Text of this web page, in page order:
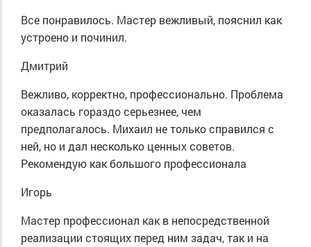
Все понравилось. Мастер вежливый, пояснил как
устроено и починил.
Дмитрий
Вежливо, корректно, профессионально. Проблема
оказалась гораздо серьезнее, чем
предполагалось. Михаил не только справился с
ней, но и дал несколько ценных советов.
Рекомендую как большого профессионала
Игорь
Мастер профессионал как в непосредственной
реализации стоящих перед ним задач, так и на